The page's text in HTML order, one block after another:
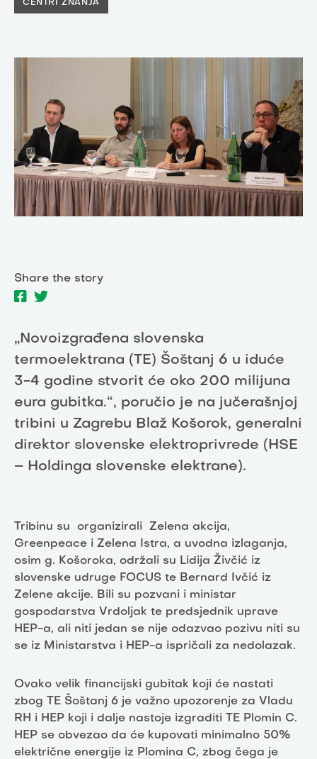
CENTRI ZNANJA
Share the story
„Novoizgrađena slovenska
termoelektrana (TE) Šoštanj 6 u iduće
3-4 godine stvorit će oko 200 milijuna
eura gubitka.“, poručio je na jučerašnjoj
tribini u Zagrebu Blaž Košorok, generalni
direktor slovenske elektroprivrede (HSE
– Holdinga slovenske elektrane).
Tribinu su organizirali Zelena akcija,
Greenpeace i Zelena Istra, a uvodna izlaganja,
osim g. Košoroka, održali su Lidija Živčić iz
slovenske udruge FOCUS te Bernard Ivčić iz
Zelene akcije. Bili su pozvani i ministar
gospodarstva Vrdoljak te predsjednik uprave
HEP-a, ali niti jedan se nije odazvao pozivu niti su
se iz Ministarstva i HEP-a ispričali za nedolazak.
Ovako velik financijski gubitak koji će nastati
zbog TE Šoštanj 6 je važno upozorenje za Vladu
RH i HEP koji i dalje nastoje izgraditi TE Plomin C.
HEP se obvezao da će kupovati minimalno 50%
električne energije iz Plomina C, zbog čega je